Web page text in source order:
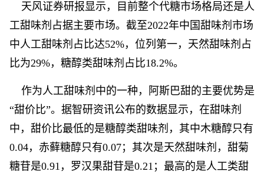
天风证券研报显示，目前整个代糖市场格局还是人
工甜味剂占据主要市场。截至2022年中国甜味剂市场
中人工甜味剂占比达52%，位列第一，天然甜味剂占
比为29%，糖醇类甜味剂占比18.2%。
作为人工甜味剂中的一种，阿斯巴甜的主要优势是
“甜价比”。据智研资讯公布的数据显示，在甜味剂
中，甜价比最低的是糖醇类甜味剂，其中木糖醇只有
0.04，赤藓糖醇只有0.07；其次是天然甜味剂，甜菊
糖苷是0.91，罗汉果甜苷是0.21；最高的是人工类甜